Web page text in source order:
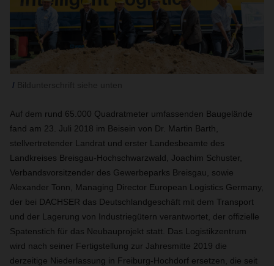
Auf dem rund 65.000 Quadratmeter umfassenden Baugelände
fand am 23. Juli 2018 im Beisein von Dr. Martin Barth,
stellvertretender Landrat und erster Landesbeamte des
Landkreises Breisgau-Hochschwarzwald, Joachim Schuster,
Verbandsvorsitzender des Gewerbeparks Breisgau, sowie
Alexander Tonn, Managing Director European Logistics Germany,
der bei DACHSER das Deutschlandgeschäft mit dem Transport
und der Lagerung von Industriegütern verantwortet, der offizielle
Spatenstich für das Neubauprojekt statt. Das Logistikzentrum
wird nach seiner Fertigstellung zur Jahresmitte 2019 die
derzeitige Niederlassung in Freiburg-Hochdorf ersetzen, die seit